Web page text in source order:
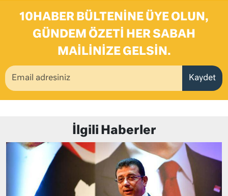
10HABER BÜLTENINE ÜYE OLUN,
GÜNDEM ÖZETI HER SABAH
MAILINIZE GELSIN.
Kaydet
İlgili Haberler